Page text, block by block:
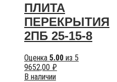
ПЛИТА
ПЕРЕКРЫТИЯ
2ПБ 25-15-8
Оценка 5.00 из 5
9652,00 ₽
В наличии